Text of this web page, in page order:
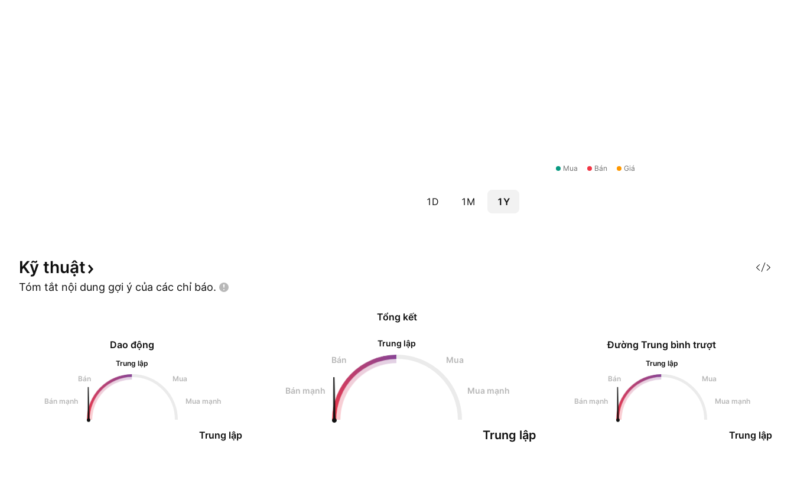
Mua Bán Giá
1D 1M 1Y
Kỹ thuật
Tóm tắt nội dung gợi ý của các chỉ báo.
Dao động
Trung lập
Bán
Mua
Bán mạnh Mua mạnh
Trung lập
Tổng kết
Trung lập
Bán
Mua
Bán mạnh Mua mạnh
Trung lập
Đường Trung bình trượt
Trung lập
Bán
Mua
Bán mạnh Mua mạnh
Trung lập